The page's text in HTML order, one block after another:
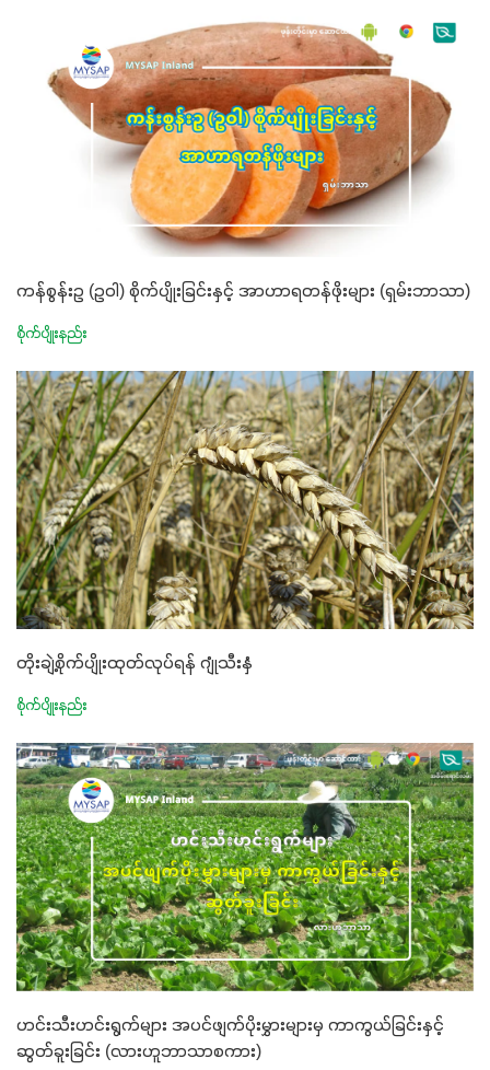
ကန်စွန်းဥ (ဥဝါ) စိုက်ပျိုးခြင်းနှင့် အာဟာရတန်ဖိုးများ (ရှမ်းဘာသာ)
စိုက်ပျိုးနည်း
တိုးချဲ့စိုက်ပျိုးထုတ်လုပ်ရန် ဂျုံသီးနှံ
စိုက်ပျိုးနည်း
ဟင်းသီးဟင်းရွက်များ အပင်ဖျက်ပိုးမွှားများမှ ကာကွယ်ခြင်းနှင့်
ဆွတ်ခူးခြင်း (လားဟူဘာသာစကား)